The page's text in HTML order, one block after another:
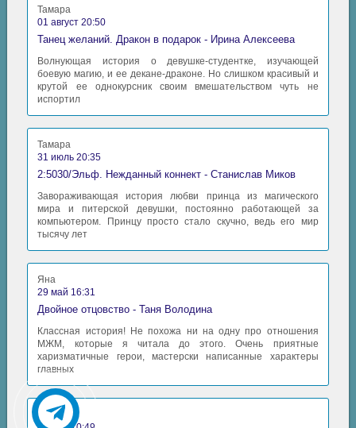
31 - Глава 5
32 - Глава 6
33 - Глава 7
34 - Глава 8
36 - Глава 10
37 - Глава 11
38 - Глава 12
39 - Глава 13
40 - Глава 14
41 - Эпилог
Тамара
01 август 20:50
Танец желаний. Дракон в подарок - Ирина Алексеева
Волнующая история о девушке-студентке, изучающей
боевую магию, и ее декане-драконе. Но слишком красивый и
крутой ее однокурсник своим вмешательством чуть не
испортил
Тамара
31 июль 20:35
2:5030/Эльф. Нежданный коннект - Станислав Миков
Завораживающая история любви принца из магического
мира и питерской девушки, постоянно работающей за
компьютером. Принцу просто стало скучно, ведь его мир
тысячу лет
Яна
29 май 16:31
Двойное отцовство - Таня Володина
Классная история! Не похожа ни на одну про отношения
МЖМ, которые я читала до этого. Очень приятные
харизматичные герои, мастерски написанные характеры
главных
Аида